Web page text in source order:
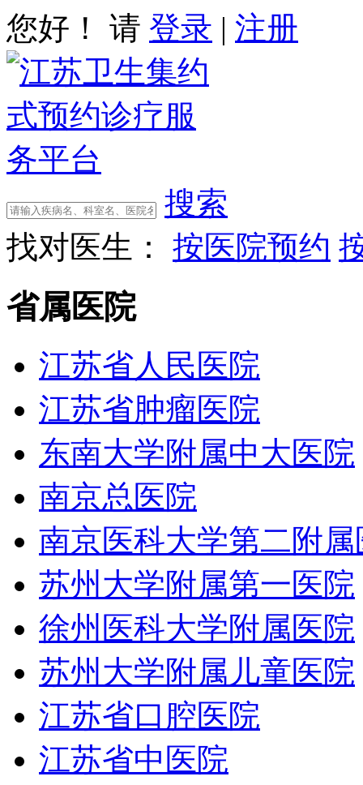
您好！ 请 登录 | 注册
搜索
找对医生：
按医院预约
省属医院
江苏省人民医院
江苏省肿瘤医院
东南大学附属中大医院
南京总医院
南京医科大学第二附属
苏州大学附属第一医院
徐州医科大学附属医院
苏州大学附属儿童医院
江苏省口腔医院
江苏省中医院